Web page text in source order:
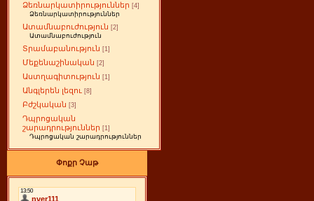
Ձեռնարկատիրություններ [4]
Ձեռնարկատիրություններ
Ատամնաբուժություն [2]
Ատամնաբուժություն
Տրամաբանություն [1]
Մեքենաշինական [2]
Աստղագիտություն [1]
Անգլերեն լեզու [8]
Բժշկական [3]
Դպրոցական
շարադրություններ [1]
Դպրոցական շարադրություններ
Փոքր Չաթ